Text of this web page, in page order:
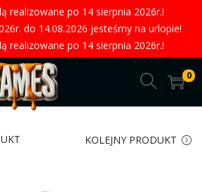
realizowane po 14 sierpnia 2026r.!
do 14.08.2026 jesteśmy na urlopie!
realizowane po 14 sierpnia 2026r.!
0
KOLEJNY PRODUKT